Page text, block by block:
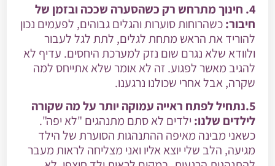
4. חינוך מתרחש רק כשהסערה שככה ובזמן של
חיבור:כשהרוחות סוערות והגלים גבוהים, לפעמים נכון
להוריד את הראש מתחת לגלים, לתת לגל לעבור
ולוודא שלא נגרם שום נזק למערכת היחסים. עדיף לא
להגיב מאשר לפגוע. זה לא אומר שלא אתייחס למה
שקרה, אבל אחרי שכולנו נרגענו.
5.נתחיל לפתח ראייה עמוקה יותר על מה שקורה
לילדים שלנו: ילדים לא סתם מתנהגים "לא יפה".
כשאני מבינה מאיפה ההתנהגות הסוערת של הילד
מגיעה, הלב שלי יוצא אליו ואני מצליחה לראות מעבר